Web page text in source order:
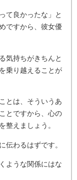
て良かったな」と
ですから、彼女優
気持ちがきちんと
乗り越えることが
とは、そういうあ
とですから、心の
整えましょう。
伝わるはずです。
ような関係にはな